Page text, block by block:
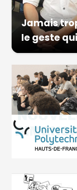
Jamais
le geste